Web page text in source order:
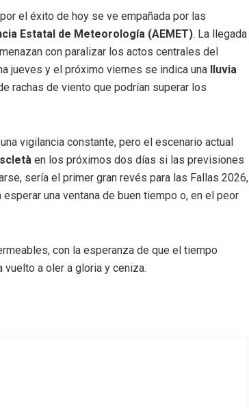
el éxito de hoy se ve empañada por las
Estatal de Meteorología (AEMET). La llegada
con paralizar los actos centrales del
jueves y el próximo viernes se indica una
lluvia
rachas de viento que podrían superar los
vigilancia constante, pero el escenario actual
en los próximos dos días si las previsiones
sería el primer gran revés para las Fallas 2026,
una ventana de buen tiempo o, en el peor
con la esperanza de que el tiempo
vuelto a oler a gloria y ceniza.